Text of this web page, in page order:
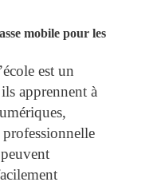
mobile pour les
est un
apprennent à